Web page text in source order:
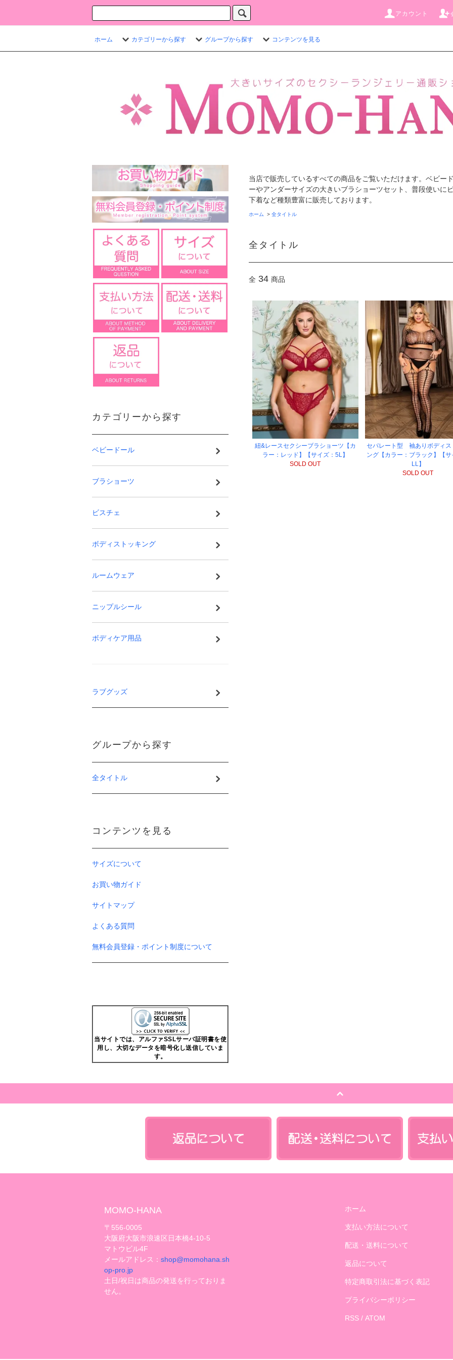
アカウント
ホーム カテゴリーから探す グループから探す コンテンツを見る
当店で販売しているすべての商品をご覧いただけます。ベビー
ーやアンダーサイズの大きいブラショーツセット、普段使いに
下着など種類豊富に販売しております。
ホーム > 全タイトル
全タイトル
全 34 商品
紐&レースセクシーブラショーツ【カ
ラー：レッド】【サイズ：5L】
SOLD OUT
セパレート型 袖ありボディス
ング【カラー：ブラック】【サ
LL】
SOLD OUT
カテゴリーから探す
ベビードール
ブラショーツ
ビスチェ
ボディストッキング
ルームウェア
ニップルシール
ボディケア用品
ラブグッズ
グループから探す
全タイトル
コンテンツを見る
サイズについて
お買い物ガイド
サイトマップ
よくある質問
無料会員登録・ポイント制度について
当サイトでは、アルファSSLサーバ証明書を使
用し、大切なデータを暗号化し送信していま
す。
MOMO-HANA
〒556-0005
大阪府大阪市浪速区日本橋4-10-5
マトウビル4F
メールアドレス：shop@momohana.sh
op-pro.jp
土日/祝日は商品の発送を行っておりま
せん。
ホーム
支払い方法について
配送・送料について
返品について
特定商取引法に基づく表記
プライバシーポリシー
RSS/ ATOM